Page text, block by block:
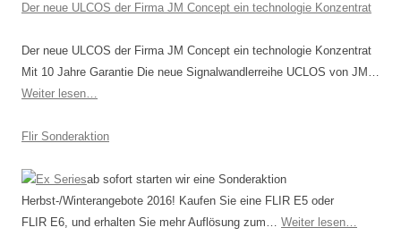
Der neue ULCOS der Firma JM Concept ein technologie Konzentrat
Der neue ULCOS der Firma JM Concept ein technologie Konzentrat
Mit 10 Jahre Garantie Die neue Signalwandlerreihe UCLOS von JM…
Weiter lesen…
Flir Sonderaktion
ab sofort starten wir eine Sonderaktion
Herbst-/Winterangebote 2016! Kaufen Sie eine FLIR E5 oder
FLIR E6, und erhalten Sie mehr Auflösung zum… Weiter lesen…